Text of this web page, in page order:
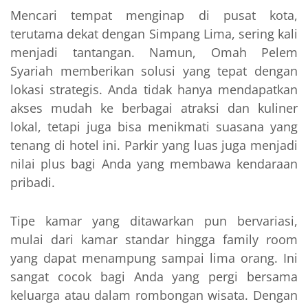
Mencari tempat menginap di pusat kota,
terutama dekat dengan Simpang Lima, sering kali
menjadi tantangan. Namun, Omah Pelem
Syariah memberikan solusi yang tepat dengan
lokasi strategis. Anda tidak hanya mendapatkan
akses mudah ke berbagai atraksi dan kuliner
lokal, tetapi juga bisa menikmati suasana yang
tenang di hotel ini. Parkir yang luas juga menjadi
nilai plus bagi Anda yang membawa kendaraan
pribadi.
Tipe kamar yang ditawarkan pun bervariasi,
mulai dari kamar standar hingga family room
yang dapat menampung sampai lima orang. Ini
sangat cocok bagi Anda yang pergi bersama
keluarga atau dalam rombongan wisata. Dengan